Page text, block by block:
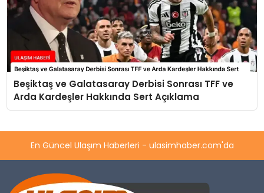
Beşiktaş ve Galatasaray Derbisi Sonrası TFF ve
Arda Kardeşler Hakkında Sert Açıklama
En Güncel Ulaşım Haberleri - ulasimhaber.com'da